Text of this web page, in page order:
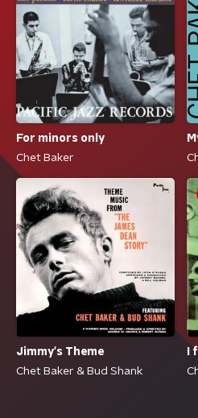
For minors only
Chet Baker
Jimmy's Theme
Chet Baker & Bud Shank
I